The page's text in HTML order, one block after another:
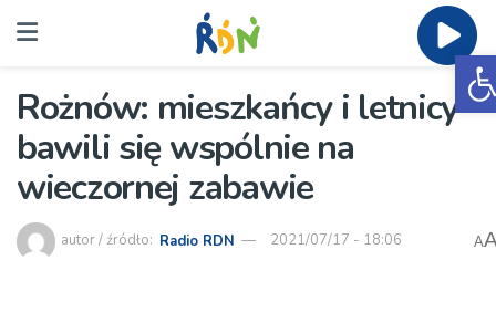
Rożnów: mieszkańcy i letnicy
bawili się wspólnie na
wieczornej zabawie
autor / źródło: Radio RDN 2021/07/17 - 18:06 A